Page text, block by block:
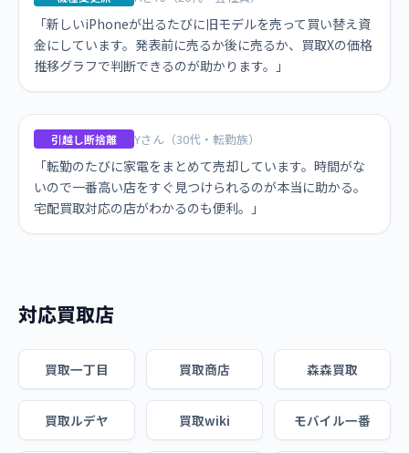
「新しいiPhoneが出るたびに旧モデルを売って買い替え資
金にしています。発表前に売るか後に売るか、買取Xの価格
推移グラフで判断できるのが助かります。」
引越し断捨離 Yさん（30代・転勤族）
「転勤のたびに家電をまとめて売却しています。時間がな
いので一番高い店をすぐ見つけられるのが本当に助かる。
宅配買取対応の店がわかるのも便利。」
対応買取店
買取一丁目 買取商店 森森買取
買取ルデヤ 買取wiki モバイル一番